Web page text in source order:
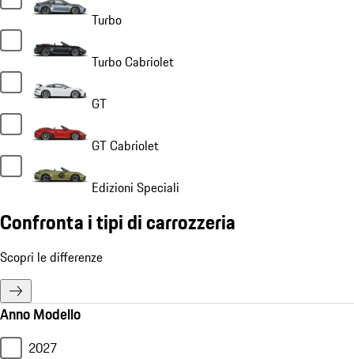
Turbo
Turbo Cabriolet
GT
GT Cabriolet
Edizioni Speciali
Confronta i tipi di carrozzeria
Scopri le differenze
Anno Modello
2027